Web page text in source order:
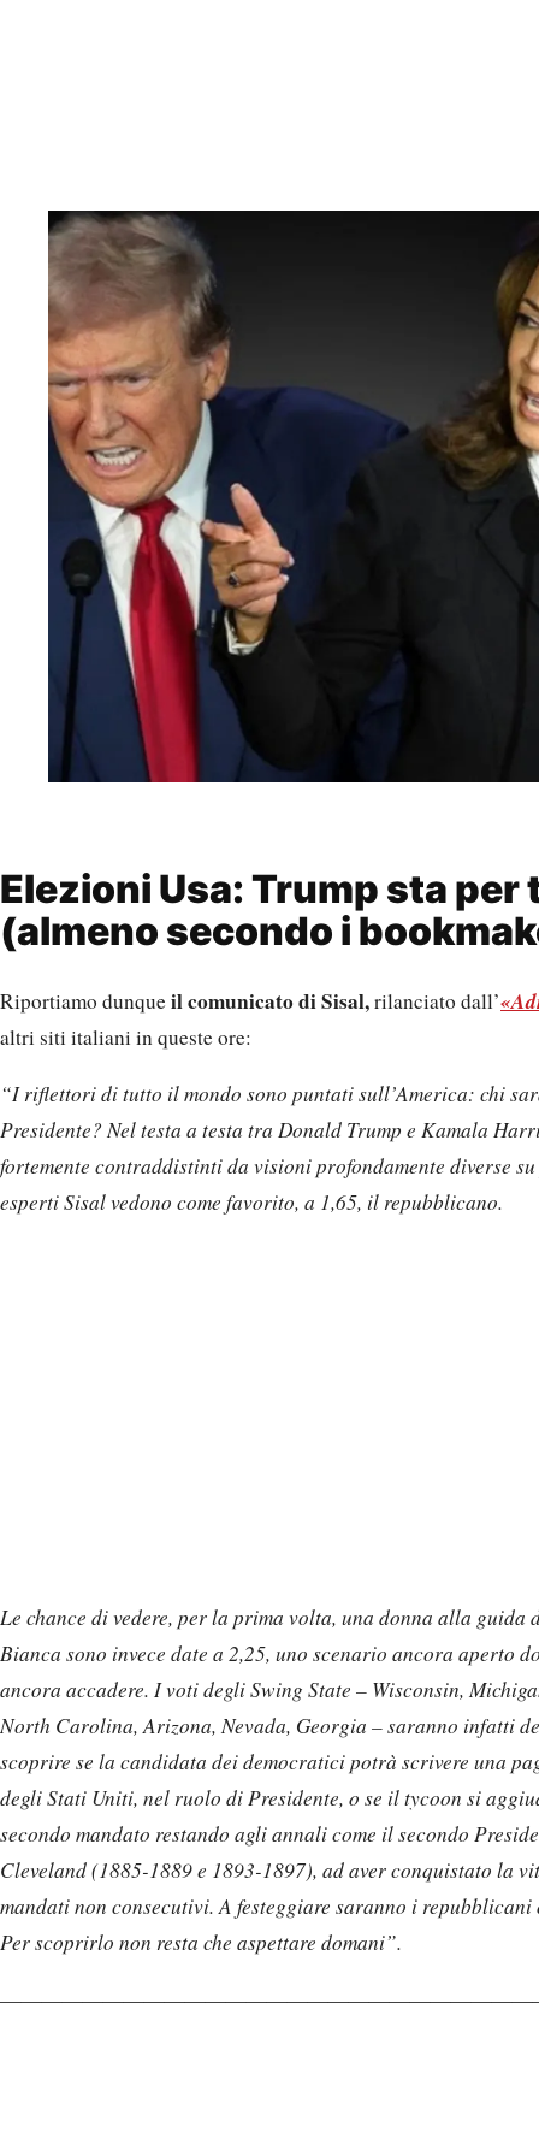
Elezioni Usa: Trump sta per
(almeno secondo i
Riportiamo dunqueil comunicato di Sisal,rilanciato dall’
altri siti italiani in queste ore:
“I riflettori di tutto il mondo sono puntati sull’America: chi
Presidente? Nel testa a testa tra Donald Trump e Kamala
fortemente contraddistinti da visioni profondamente diverse
esperti Sisal vedono come favorito, a 1,65, il repubblicano.
Le chance di vedere, per la prima volta, una donna alla guida
Bianca sono invece date a 2,25, uno scenario ancora aperto
ancora accadere. I voti degli Swing State – Wisconsin,
North Carolina, Arizona, Nevada, Georgia – saranno infatti
scoprire se la candidata dei democratici potrà scrivere una
degli Stati Uniti, nel ruolo di Presidente, o se il tycoon si
secondo mandato restando agli annali come il secondo
Cleveland (1885-1889 e 1893-1897), ad aver conquistato la
mandati non consecutivi. A festeggiare saranno i
Per scoprirlo non resta che aspettare domani”.